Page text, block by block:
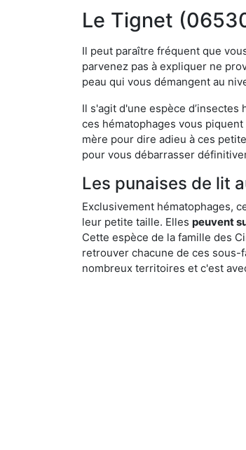
Le Tignet
Il peut paraître fréquent que
parvenez pas à expliquer ne
peau qui vous démangent au
Il s'agit d'une espèce
ces hématophages vous
mère pour dire adieu à ces
pour vous débarrasser
Les punaises de lit
Exclusivement hématophages,
leur petite taille. Elles peuvent
Cette espèce de la famille des
retrouver chacune de ces
nombreux territoires et c'est